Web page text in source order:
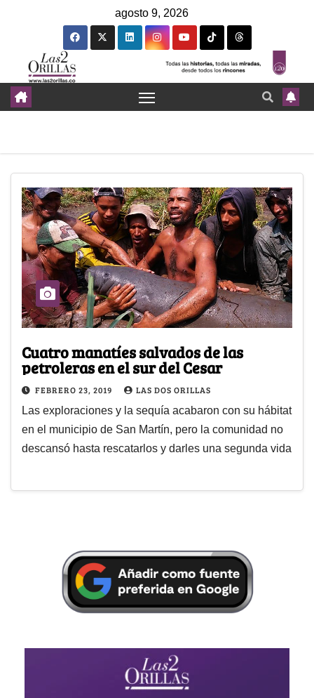
agosto 9, 2026
Cuatro manatíes salvados de las
petroleras en el sur del Cesar
FEBRERO 23, 2019 LAS DOS ORILLAS
Las exploraciones y la sequía acabaron con su hábitat
en el municipio de San Martín, pero la comunidad no
descansó hasta rescatarlos y darles una segunda vida